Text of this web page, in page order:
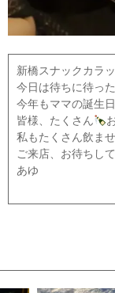
新橋スナックカラ
今日は待ちに待っ
今年もママの誕生
皆様、たくさん
私もたくさん飲ま
ご来店、お待ちし
あゆ